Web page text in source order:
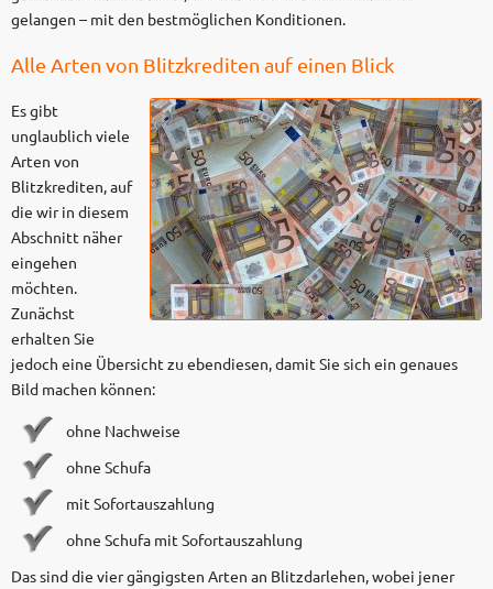
gelangen – mit den bestmöglichen Konditionen.
Alle Arten von Blitzkrediten auf einen Blick
Es gibt
unglaublich viele
Arten von
Blitzkrediten, auf
die wir in diesem
Abschnitt näher
eingehen
möchten.
Zunächst
erhalten Sie
jedoch eine Übersicht zu ebendiesen, damit Sie sich ein genaues
Bild machen können:
ohne Nachweise
ohne Schufa
mit Sofortauszahlung
ohne Schufa mit Sofortauszahlung
Das sind die vier gängigsten Arten an Blitzdarlehen, wobei jener